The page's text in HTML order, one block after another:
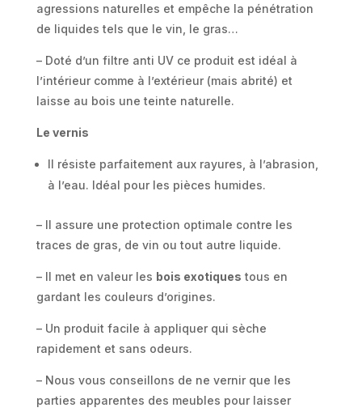
agressions naturelles et empêche la pénétration
de liquides tels que le vin, le gras…
– Doté d’un filtre anti UV ce produit est idéal à
l’intérieur comme à l’extérieur (mais abrité) et
laisse au bois une teinte naturelle.
Le vernis
Il résiste parfaitement aux rayures, à l’abrasion,
à l’eau. Idéal pour les pièces humides.
– Il assure une protection optimale contre les
traces de gras, de vin ou tout autre liquide.
– Il met en valeur les bois exotiques tous en
gardant les couleurs d’origines.
– Un produit facile à appliquer qui sèche
rapidement et sans odeurs.
– Nous vous conseillons de ne vernir que les
parties apparentes des meubles pour laisser